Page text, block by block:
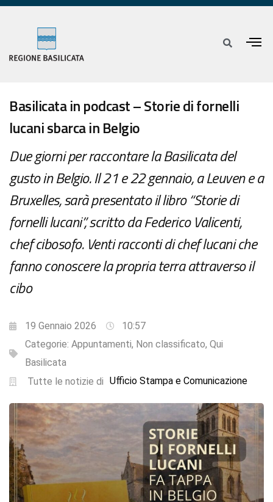
Basilicata in podcast – Storie di fornelli
lucani sbarca in Belgio
Due giorni per raccontare la Basilicata del
gusto in Belgio. Il 21 e 22 gennaio, a Leuven e a
Bruxelles, sarà presentato il libro “Storie di
fornelli lucani”, scritto da Federico Valicenti,
chef cibosofo. Venti racconti di chef lucani che
fanno conoscere la propria terra attraverso il
cibo
19 Gennaio 2026
10:57
Categorie: Appuntamenti, Non classificato, Qui
Basilicata
Tutte le notizie di Ufficio Stampa e Comunicazione